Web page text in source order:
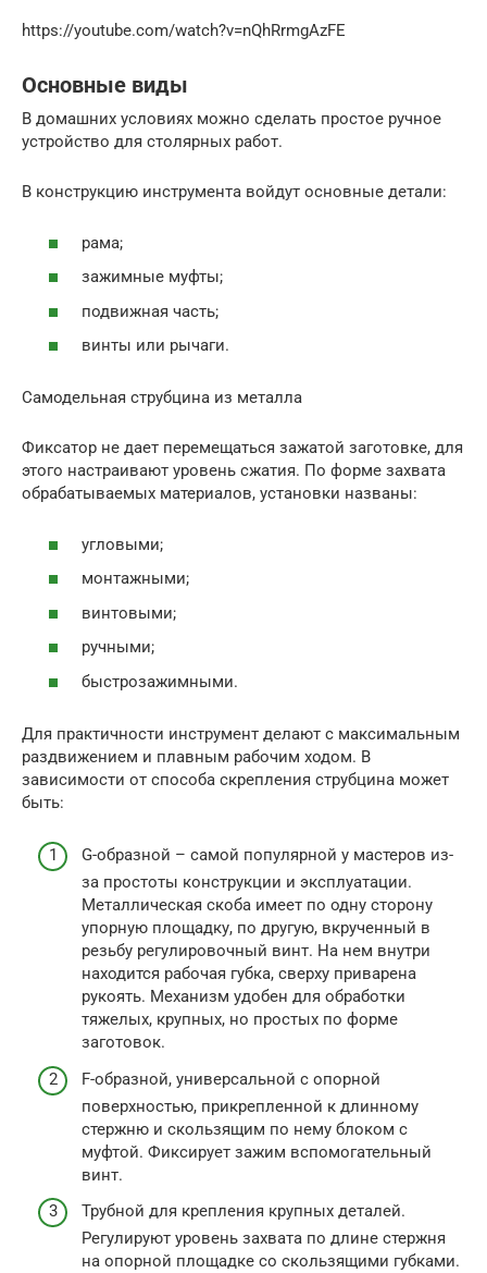
https://youtube.com/watch?v=nQhRrmgAzFE
Основные виды
В домашних условиях можно сделать простое ручное
устройство для столярных работ.
В конструкцию инструмента войдут основные детали:
рама;
зажимные муфты;
подвижная часть;
винты или рычаги.
Самодельная струбцина из металла
Фиксатор не дает перемещаться зажатой заготовке, для
этого настраивают уровень сжатия. По форме захвата
обрабатываемых материалов, установки названы:
угловыми;
монтажными;
винтовыми;
ручными;
быстрозажимными.
Для практичности инструмент делают с максимальным
раздвижением и плавным рабочим ходом. В
зависимости от способа скрепления струбцина может
быть:
G-образной – самой популярной у мастеров из-
за простоты конструкции и эксплуатации.
Металлическая скоба имеет по одну сторону
упорную площадку, по другую, вкрученный в
резьбу регулировочный винт. На нем внутри
находится рабочая губка, сверху приварена
рукоять. Механизм удобен для обработки
тяжелых, крупных, но простых по форме
заготовок.
F-образной, универсальной с опорной
поверхностью, прикрепленной к длинному
стержню и скользящим по нему блоком с
муфтой. Фиксирует зажим вспомогательный
винт.
Трубной для крепления крупных деталей.
Регулируют уровень захвата по длине стержня
на опорной площадке со скользящими губками.